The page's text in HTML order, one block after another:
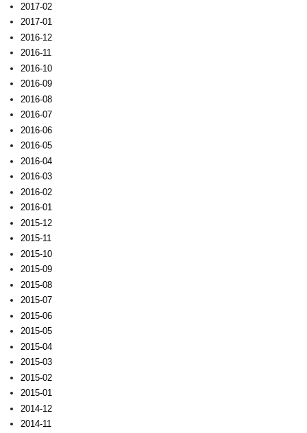
2017-02
2017-01
2016-12
2016-11
2016-10
2016-09
2016-08
2016-07
2016-06
2016-05
2016-04
2016-03
2016-02
2016-01
2015-12
2015-11
2015-10
2015-09
2015-08
2015-07
2015-06
2015-05
2015-04
2015-03
2015-02
2015-01
2014-12
2014-11